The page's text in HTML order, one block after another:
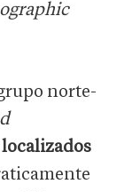
norte-
localizados